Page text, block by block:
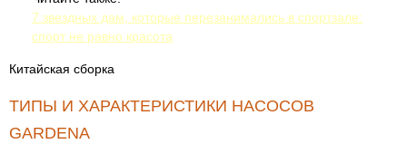
7 звездных дам, которые перезанимались в спортзале:
спорт не равно красота
Китайская сборка
ТИПЫ И ХАРАКТЕРИСТИКИ НАСОСОВ
GARDENA